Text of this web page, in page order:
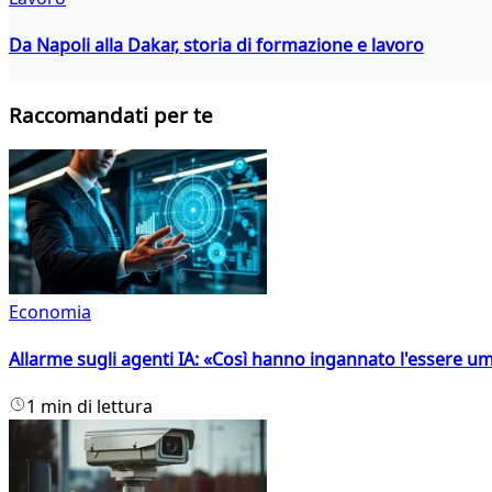
Da Napoli alla Dakar, storia di formazione e lavoro
Raccomandati per te
Economia
Allarme sugli agenti IA: «Così hanno ingannato l'essere
1 min di lettura